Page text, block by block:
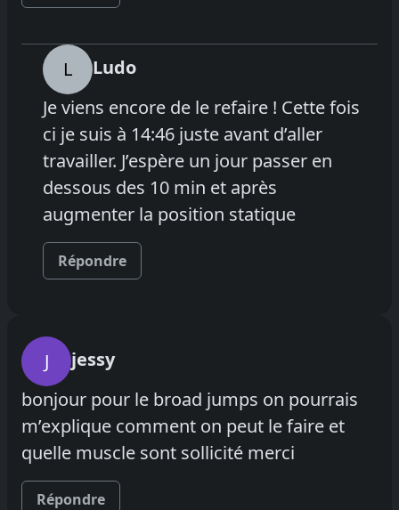
L
Ludo
Je viens encore de le refaire ! Cette fois
ci je suis à 14:46 juste avant d’aller
travailler. J’espère un jour passer en
dessous des 10 min et après
augmenter la position statique
Répondre
J
jessy
bonjour pour le broad jumps on pourrais
m’explique comment on peut le faire et
quelle muscle sont sollicité merci
Répondre